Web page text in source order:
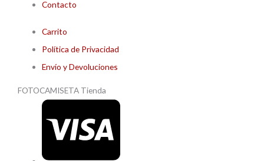
Contacto
Carrito
Política de Privacidad
Envío y Devoluciones
FOTOCAMISETA Tienda